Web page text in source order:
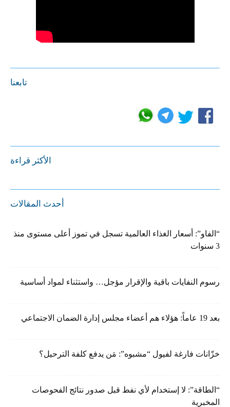
تابعنا
الأكثر قراءة
أحدث المقالات
“الفاو”: أسعار الغذاء العالمية تسجل في تموز أعلى مستوى منذ
3 سنوات
رسوم النفايات باقية والإقرار مؤجل… واستثناء لمواد أساسية
بعد 19 عاماً: هؤلاء هم أعضاء مجلس إدارة الضمان الاجتماعي
خزّانات فارغة لفيول “مشبوه”: مَن يدفع كلفة الترحيل؟
“الطاقة”: لا إستخدام لأي نفط قبل صدور نتائج الفحوصات
المخبرية